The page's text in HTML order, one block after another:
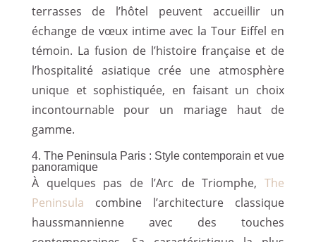
terrasses de l’hôtel peuvent accueillir un
échange de vœux intime avec la Tour Eiffel en
témoin. La fusion de l’histoire française et de
l’hospitalité asiatique crée une atmosphère
unique et sophistiquée, en faisant un choix
incontournable pour un mariage haut de
gamme.
4. The Peninsula Paris : Style contemporain et vue
panoramique
À quelques pas de l’Arc de Triomphe,The
Peninsula combine l’architecture classique
haussmannienne avec des touches